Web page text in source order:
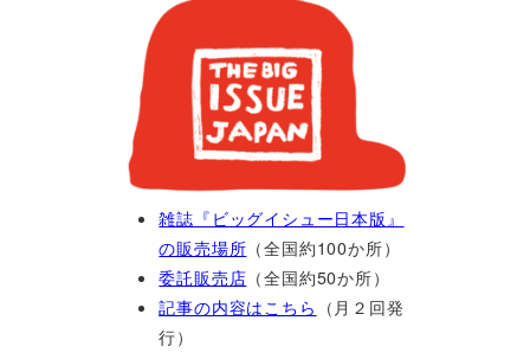
雑誌『ビッグイシュー日本版』
の販売場所 （全国約100か所）
委託販売店 （全国約50か所）
記事の内容はこちら （月２回発
行）